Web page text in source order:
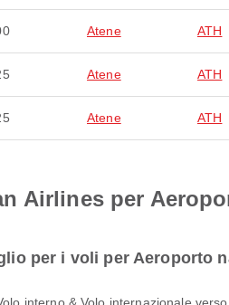
Atene ATH
Atene ATH
Atene ATH
Airlines per
per i voli per Aeroporto